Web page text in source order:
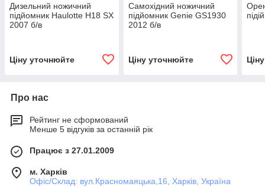
Дизельний ножичний
підйомник Haulotte H18 SX
2007 б/в
Ціну уточнюйте
Самохідний ножичний
підйомник Genie GS1930
2012 б/в
Ціну уточнюйте
Про нас
Рейтинг не сформований
Менше 5 відгуків за останній рік
Працює з 27.01.2009
м. Харків
Офіс/Склад: вул.Красномаяцька,16, Харків, Україна